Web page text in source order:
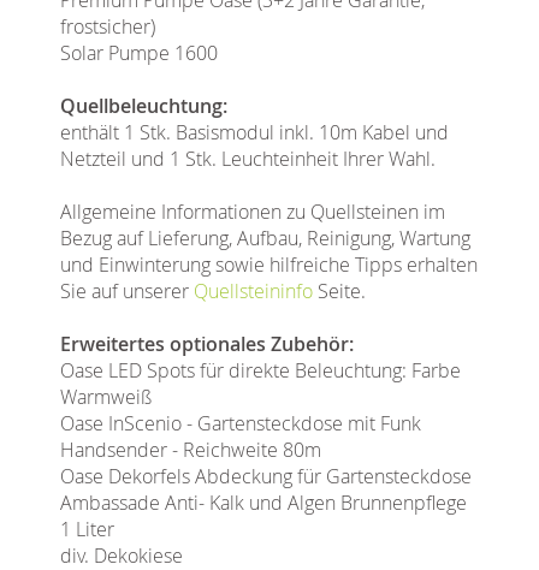
frostsicher)
Solar Pumpe 1600
Quellbeleuchtung:
enthält 1 Stk. Basismodul inkl. 10m Kabel und
Netzteil und 1 Stk. Leuchteinheit Ihrer Wahl.
Allgemeine Informationen zu Quellsteinen im
Bezug auf Lieferung, Aufbau, Reinigung, Wartung
und Einwinterung sowie hilfreiche Tipps erhalten
Sie auf unserer Quellsteininfo Seite.
Erweitertes optionales Zubehör:
Oase LED Spots für direkte Beleuchtung: Farbe
Warmweiß
Oase InScenio - Gartensteckdose mit Funk
Handsender - Reichweite 80m
Oase Dekorfels Abdeckung für Gartensteckdose
Ambassade Anti- Kalk und Algen Brunnenpflege
1 Liter
div. Dekokiese